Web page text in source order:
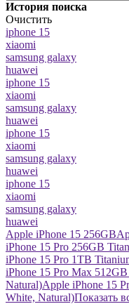
История поиска
Очистить
iphone 15
xiaomi
samsung galaxy
huawei
iphone 15
xiaomi
samsung galaxy
huawei
iphone 15
xiaomi
samsung galaxy
huawei
iphone 15
xiaomi
samsung galaxy
huawei
Apple iPhone 15 256GB
iPhone 15 Pro 256GB
iPhone 15 Pro 1TB
iPhone 15 Pro Max
Natural)Apple iPhone 15
White, Natural)Показать